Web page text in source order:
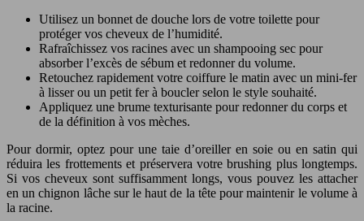
Utilisez un bonnet de douche lors de votre toilette pour
protéger vos cheveux de l’humidité.
Rafraîchissez vos racines avec un shampooing sec pour
absorber l’excès de sébum et redonner du volume.
Retouchez rapidement votre coiffure le matin avec un mini-fer
à lisser ou un petit fer à boucler selon le style souhaité.
Appliquez une brume texturisante pour redonner du corps et
de la définition à vos mèches.
Pour dormir, optez pour une taie d’oreiller en soie ou en satin qui
réduira les frottements et préservera votre brushing plus longtemps.
Si vos cheveux sont suffisamment longs, vous pouvez les attacher
en un chignon lâche sur le haut de la tête pour maintenir le volume à
la racine.